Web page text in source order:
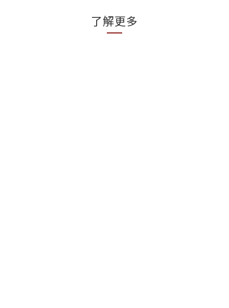
了解更多